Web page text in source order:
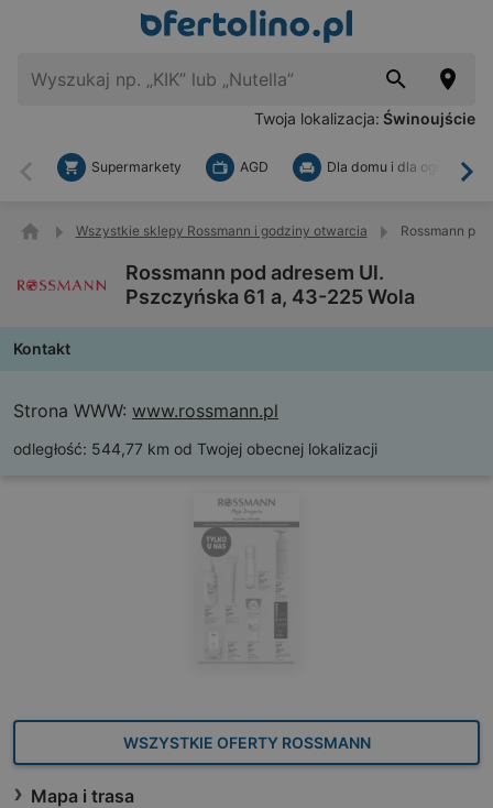
Twoja lokalizacja: Świnoujście
Wstecz
Supermarkety AGD Dla domu i dla ogrodu
Wszystkie sklepy Rossmann i godziny otwarcia Rossmann
Rossmann pod adresem Ul.
Pszczyńska 61 a, 43-225 Wola
Kontakt
Strona WWW: www.rossmann.pl
odległość: 544,77 km od Twojej obecnej lokalizacji
WSZYSTKIE OFERTY ROSSMANN
Mapa i trasa